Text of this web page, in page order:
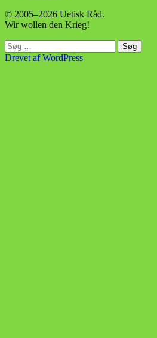
© 2005–2026 Uetisk Råd.
Wir wollen den Krieg!
Søg
efter:
Drevet af WordPress